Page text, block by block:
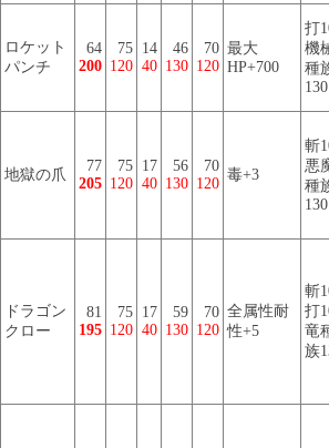
ロケット
パンチ
64
200
75
120
14
40
46
130
70
120
最大
HP+700
打
機
種
130
地獄の爪
77
205
75
120
17
40
56
130
70
120
毒+3
斬
悪
種
130
ドラゴン
クロー
81
195
75
120
17
40
59
130
70
120
全属性耐
性+5
斬
打
竜
族